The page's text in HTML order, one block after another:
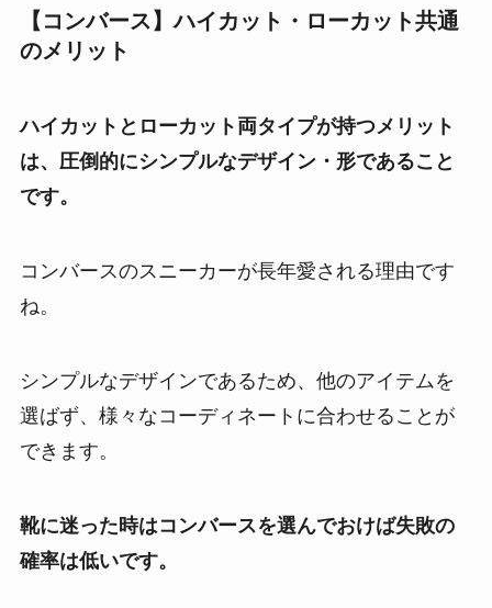
【コンバース】ハイカット・ローカット共通
のメリット
ハイカットとローカット両タイプが持つメリット
は、圧倒的にシンプルなデザイン・形であること
です。
コンバースのスニーカーが長年愛される理由です
ね。
シンプルなデザインであるため、他のアイテムを
選ばず、様々なコーディネートに合わせることが
できます。
靴に迷った時はコンバースを選んでおけば失敗の
確率は低いです。